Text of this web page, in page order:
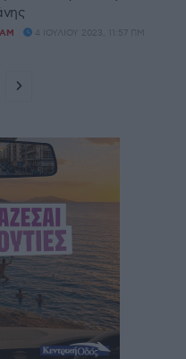
4 ΙΟΥΛΊΟΥ 2023, 11:57 ΠΜ